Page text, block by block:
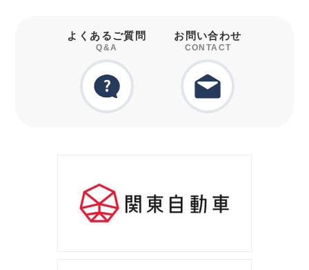
よくあるご質問
Q&A
お問い合わせ
CONTACT